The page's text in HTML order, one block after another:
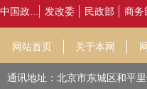
通讯地址：北京市东城区和平
中国政府网 发改委 民政部 商务
网站首页 关于本网